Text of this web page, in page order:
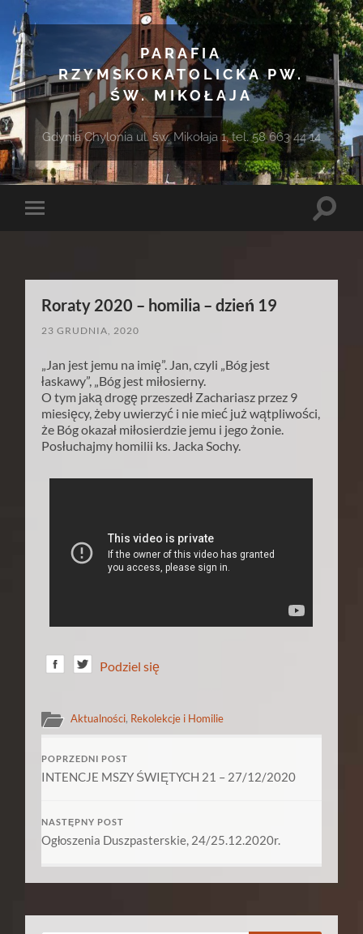
PARAFIA
RZYMSKOKATOLICKA PW.
ŚW. MIKOŁAJA
Gdynia Chylonia ul. św. Mikołaja 1, tel. 58 663 44 14
Toggle
Toggle
Roraty 2020 – homilia – dzień 19
23 GRUDNIA, 2020
„Jan jest jemu na imię”. Jan, czyli „Bóg jest
łaskawy”, „Bóg jest miłosierny.
O tym jaką drogę przeszedł Zachariasz przez 9
miesięcy, żeby uwierzyć i nie mieć już wątpliwości,
że Bóg okazał miłosierdzie jemu i jego żonie.
Posłuchajmy homilii ks. Jacka Sochy.
Podziel się
Aktualności, Rekolekcje i Homilie
POPRZEDNI POST
INTENCJE MSZY ŚWIĘTYCH 21 – 27/12/2020
NASTĘPNY POST
Ogłoszenia Duszpasterskie, 24/25.12.2020r.